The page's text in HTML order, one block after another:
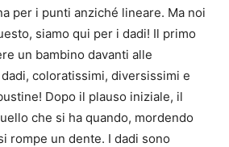
per i punti anziché lineare. Ma noi
siamo qui per i dadi! Il primo
un bambino davanti alle
coloratissimi, diversissimi e
Dopo il plauso iniziale, il
che si ha quando, mordendo
rompe un dente. I dadi sono